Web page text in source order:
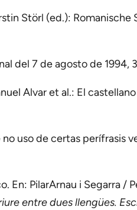
Störl (ed.):
del 7 de agosto de 1994,
Alvar et al.: El
uso de certas perífrasis
PilarArnau i Segarra /
entre dues llengües.